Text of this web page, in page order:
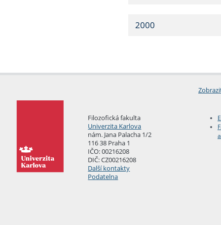
2000
Filozofická fakulta
Univerzita Karlova
nám. Jana Palacha 1/2
116 38 Praha 1
IČO: 00216208
DIČ: CZ00216208
Další kontakty
Podatelna